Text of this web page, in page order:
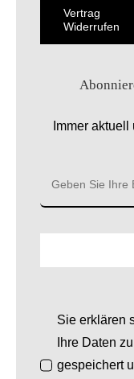
Vertrag
Widerrufen
Immer
Sie erklären
Ihre Daten
gespeichert